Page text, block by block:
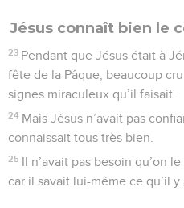
Jésus connaît bien le
23 Pendant que Jésus était à
fête de la Pâque, beaucoup
signes miraculeux qu’il faisait.
24 Mais Jésus n’avait pas
connaissait tous très bien.
25 Il n’avait pas besoin qu’on
car il savait lui-même ce qu’il